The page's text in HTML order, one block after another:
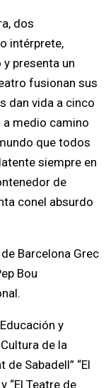
dos
intérprete,
y presenta un
fusionan sus
dan vida a cinco
a medio camino
que todos
siempre en
de
conel absurdo
Barcelona Grec
Bou
y
de la
de Sabadell” “El
“El Teatre de